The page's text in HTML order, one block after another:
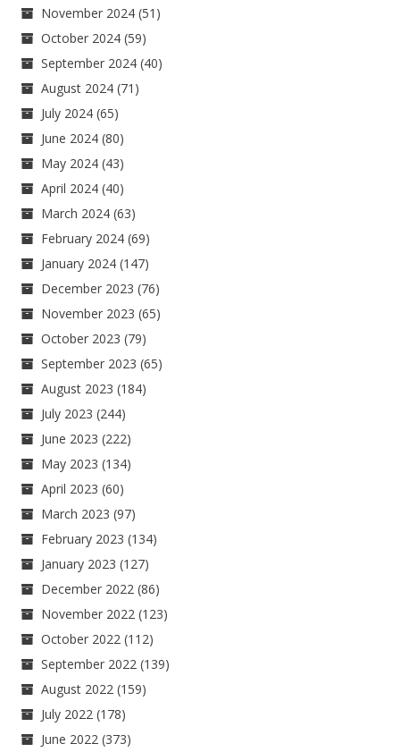
November 2024 (51)
October 2024 (59)
September 2024 (40)
August 2024 (71)
July 2024 (65)
June 2024 (80)
May 2024 (43)
April 2024 (40)
March 2024 (63)
February 2024 (69)
January 2024 (147)
December 2023 (76)
November 2023 (65)
October 2023 (79)
September 2023 (65)
August 2023 (184)
July 2023 (244)
June 2023 (222)
May 2023 (134)
April 2023 (60)
March 2023 (97)
February 2023 (134)
January 2023 (127)
December 2022 (86)
November 2022 (123)
October 2022 (112)
September 2022 (139)
August 2022 (159)
July 2022 (178)
June 2022 (373)